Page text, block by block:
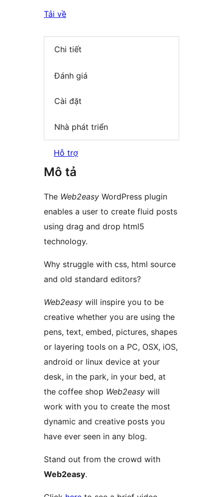
Tải về
Chi tiết
Đánh giá
Cài đặt
Nhà phát triển
Hỗ trợ
Mô tả
The Web2easy WordPress plugin
enables a user to create fluid posts
using drag and drop html5
technology.
Why struggle with css, html source
and old standard editors?
Web2easy will inspire you to be
creative whether you are using the
pens, text, embed, pictures, shapes
or layering tools on a PC, OSX, iOS,
android or linux device at your
desk, in the park, in your bed, at
the coffee shop Web2easy will
work with you to create the most
dynamic and creative posts you
have ever seen in any blog.
Stand out from the crowd with
Web2easy.